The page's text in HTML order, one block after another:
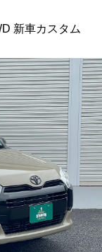
新車カスタム